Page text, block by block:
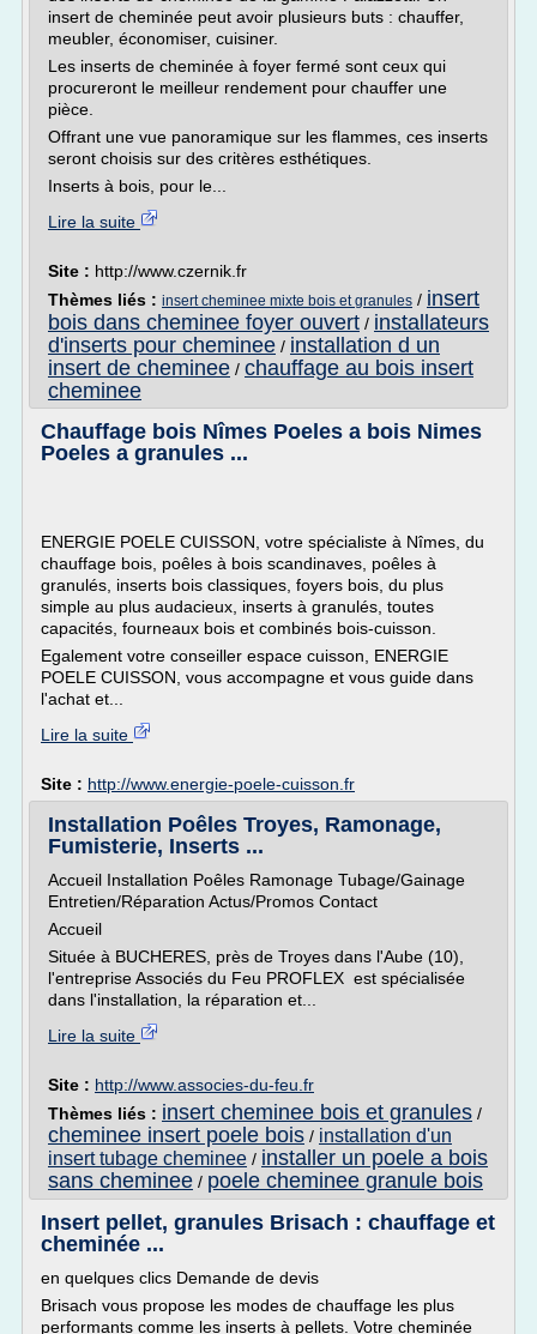
insert de cheminée peut avoir plusieurs buts : chauffer,
meubler, économiser, cuisiner.
Les inserts de cheminée à foyer fermé sont ceux qui
procureront le meilleur rendement pour chauffer une
pièce.
Offrant une vue panoramique sur les flammes, ces inserts
seront choisis sur des critères esthétiques.
Inserts à bois, pour le...
Lire la suite
Site : http://www.czernik.fr
Thèmes liés : insert cheminee mixte bois et granules / insert
bois dans cheminee foyer ouvert / installateurs
d'inserts pour cheminee / installation d un
insert de cheminee / chauffage au bois insert
cheminee
Chauffage bois Nîmes Poeles a bois Nimes
Poeles a granules ...
ENERGIE POELE CUISSON, votre spécialiste à Nîmes, du
chauffage bois, poêles à bois scandinaves, poêles à
granulés, inserts bois classiques, foyers bois, du plus
simple au plus audacieux, inserts à granulés, toutes
capacités, fourneaux bois et combinés bois-cuisson.
Egalement votre conseiller espace cuisson, ENERGIE
POELE CUISSON, vous accompagne et vous guide dans
l'achat et...
Lire la suite
Site : http://www.energie-poele-cuisson.fr
Installation Poêles Troyes, Ramonage,
Fumisterie, Inserts ...
Accueil Installation Poêles Ramonage Tubage/Gainage
Entretien/Réparation Actus/Promos Contact
Accueil
Située à BUCHERES, près de Troyes dans l'Aube (10),
l'entreprise Associés du Feu PROFLEX est spécialisée
dans l'installation, la réparation et...
Lire la suite
Site : http://www.associes-du-feu.fr
Thèmes liés : insert cheminee bois et granules /
cheminee insert poele bois / installation d'un
insert tubage cheminee / installer un poele a bois
sans cheminee / poele cheminee granule bois
Insert pellet, granules Brisach : chauffage et
cheminée ...
en quelques clics Demande de devis
Brisach vous propose les modes de chauffage les plus
performants comme les inserts à pellets. Votre cheminée